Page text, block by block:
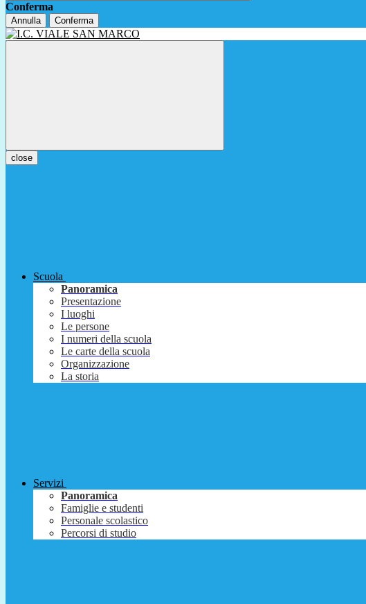
Conferma
Annulla Conferma
close
Scuola
Panoramica
Presentazione
I luoghi
Le persone
I numeri della scuola
Le carte della scuola
Organizzazione
La storia
Servizi
Panoramica
Famiglie e studenti
Personale scolastico
Percorsi di studio